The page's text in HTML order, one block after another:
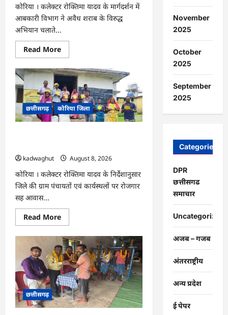
…
कोरिया । कलेक्टर रोक्तिमा यादव के मार्गदर्शन में
आबकारी विभाग ने अवैध शराब के विरुद्ध
अभियान चलाते...
Read MoreRead
more
CG
:
अवैध
शराब
पर
आबकारी
का
शिकंजा,
की
अंग्रेजी
शराब
जब्त
…
छत्तीसगढ़ कोरिया जिला
kadwaghut
August 8, 2026
कोरिया । कलेक्टर रोक्तिमा यादव के निर्देशानुसार
जिले की ग्राम पंचायतों एवं कार्यस्थलों पर रोजगार
सह आवास...
Read MoreRead
more
CG
:
ग्राम
पंचायतों
में
रोजगार
सह
आवास
दिवस
आयोजित
…
छत्तीसगढ़
November
2025
October
2025
September
2025
Categories
DPR
छत्तीसगढ
समाचार
Uncategorized
अजब – गजब
अंतरराष्ट्रीय
अन्य प्रदेश
ई पेपर